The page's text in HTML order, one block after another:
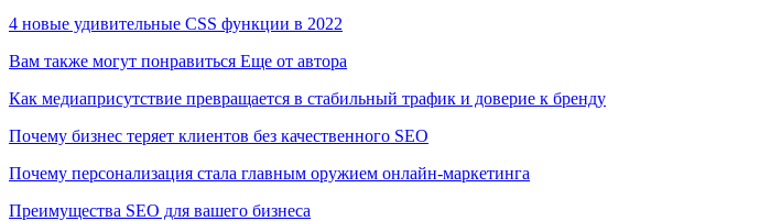
4 новые удивительные CSS функции в 2022
Вам также могут понравиться Еще от автора
Как медиаприсутствие превращается в стабильный трафик и доверие к бренду
Почему бизнес теряет клиентов без качественного SEO
Почему персонализация стала главным оружием онлайн-маркетинга
Преимущества SEO для вашего бизнеса